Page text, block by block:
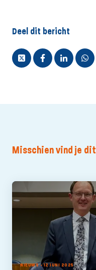
Deel dit bericht
Misschien vind je dit
NIEUWS - 12 JUNI 2025